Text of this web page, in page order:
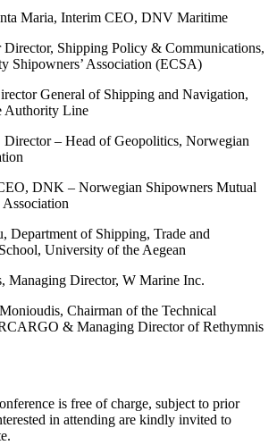
Maria, Interim CEO, DNV Maritime
Director, Shipping Policy & Communications,
Shipowners’ Association (ECSA)
General of Shipping and Navigation,
Authority Line
Director – Head of Geopolitics, Norwegian
DNK – Norwegian Shipowners Mutual
Association
Department of Shipping, Trade and
University of the Aegean
Managing Director, W Marine Inc.
Chairman of the Technical
& Managing Director of Rethymnis
is free of charge, subject to prior
in attending are kindly invited to